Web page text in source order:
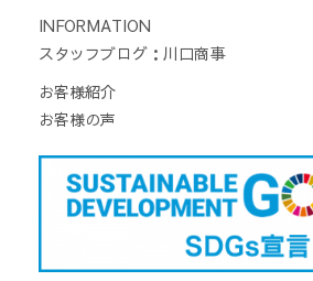
INFORMATION
スタッフブログ：川口商事
お客様紹介
お客様の声